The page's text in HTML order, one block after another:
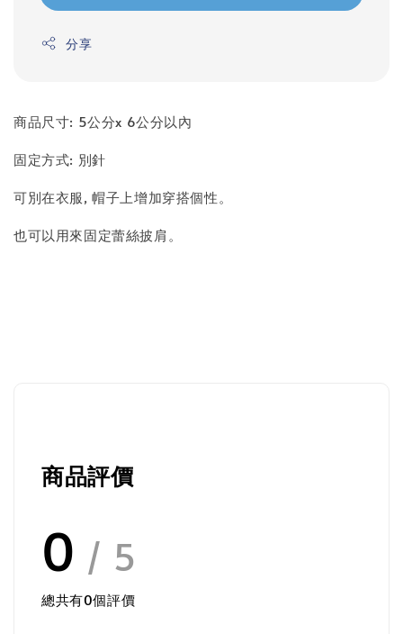
分享
商品尺寸: 5公分x 6公分以內
固定方式: 別針
可別在衣服, 帽子上增加穿搭個性。
也可以用來固定蕾絲披肩。
商品評價
0 / 5
總共有0個評價